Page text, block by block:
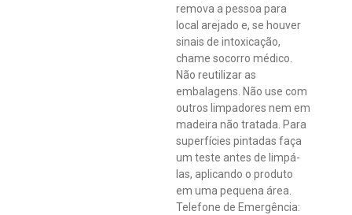
remova a pessoa para
local arejado e, se houver
sinais de intoxicação,
chame socorro médico.
Não reutilizar as
embalagens. Não use com
outros limpadores nem em
madeira não tratada. Para
superfícies pintadas faça
um teste antes de limpá-
las, aplicando o produto
em uma pequena área.
Telefone de Emergência: